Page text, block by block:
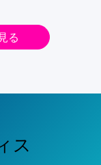
る
ス